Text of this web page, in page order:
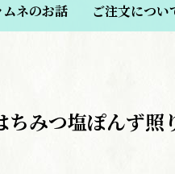
ムネのお話 ご注文につい
ちみつ塩ぽんず照